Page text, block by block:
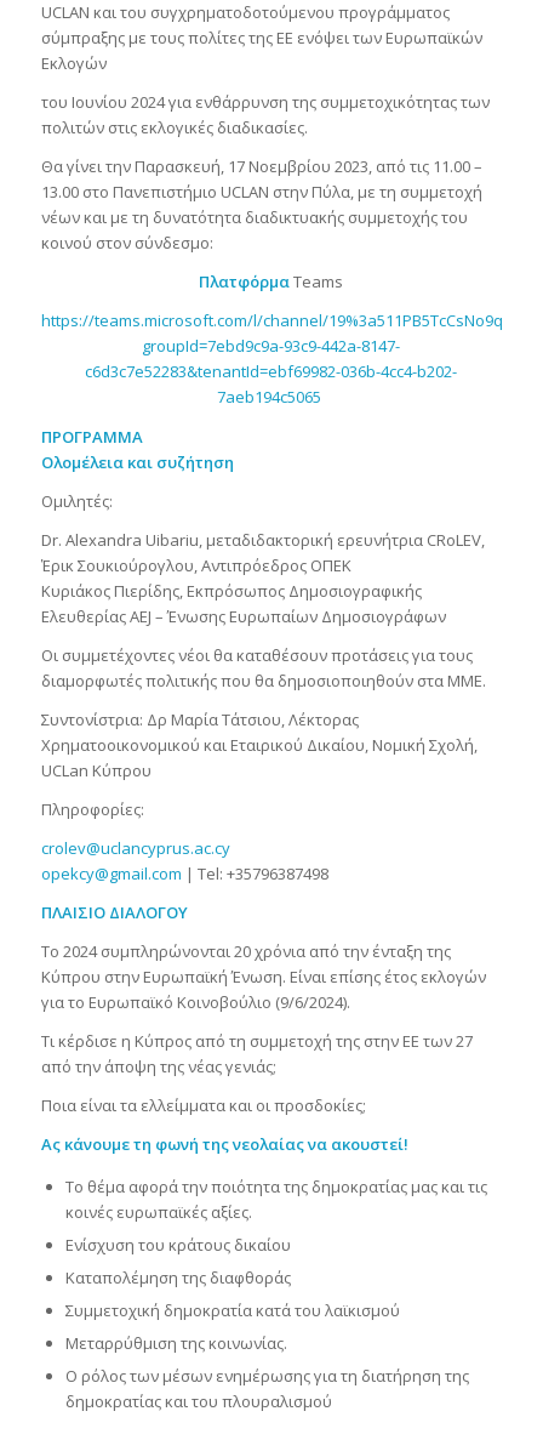
UCLAN και του συγχρηματοδοτούμενου προγράμματος
σύμπραξης με τους πολίτες της ΕΕ ενόψει των Ευρωπαϊκών
Εκλογών
του Ιουνίου 2024 για ενθάρρυνση της συμμετοχικότητας των
πολιτών στις εκλογικές διαδικασίες.
Θα γίνει την Παρασκευή, 17 Νοεμβρίου 2023, από τις 11.00 –
13.00 στο Πανεπιστήμιο UCLAN στην Πύλα, με τη συμμετοχή
νέων και με τη δυνατότητα διαδικτυακής συμμετοχής του
κοινού στον σύνδεσμο:
ΠλατφόρμαTeams
https://teams.microsoft.com/l/channel/
groupId=7ebd9c9a-93c9-442a-8147-
c6d3c7e52283&tenantId=ebf69982-036b-4cc4-b202-
7aeb194c5065
ΠΡΟΓΡΑΜΜΑ
Ολομέλεια και συζήτηση
Ομιλητές:
Dr. Alexandra Uibariu, μεταδιδακτορική ερευνήτρια CRoLEV,
Έρικ Σουκιούρογλου, Αντιπρόεδρος ΟΠΕΚ
Κυριάκος Πιερίδης, Εκπρόσωπος Δημοσιογραφικής
Ελευθερίας AEJ – Ένωσης Ευρωπαίων Δημοσιογράφων
Οι συμμετέχοντες νέοι θα καταθέσουν προτάσεις για τους
διαμορφωτές πολιτικής που θα δημοσιοποιηθούν στα ΜΜΕ.
Συντονίστρια: Δρ Μαρία Τάτσιου, Λέκτορας
Χρηματοοικονομικού και Εταιρικού Δικαίου, Νομική Σχολή,
UCLan Κύπρου
Πληροφορίες:
crolev@uclancyprus.ac.cy
opekcy@gmail.com | Tel: +35796387498
ΠΛΑΙΣΙΟ ΔΙΑΛΟΓΟΥ
Το 2024 συμπληρώνονται 20 χρόνια από την ένταξη της
Κύπρου στην Ευρωπαϊκή Ένωση. Είναι επίσης έτος εκλογών
για το Ευρωπαϊκό Κοινοβούλιο (9/6/2024).
Τι κέρδισε η Κύπρος από τη συμμετοχή της στην ΕΕ των 27
από την άποψη της νέας γενιάς;
Ποια είναι τα ελλείμματα και οι προσδοκίες;
Ας κάνουμε τη φωνή της νεολαίας να ακουστεί!
Το θέμα αφορά την ποιότητα της δημοκρατίας μας και τις
κοινές ευρωπαϊκές αξίες.
Ενίσχυση του κράτους δικαίου
Καταπολέμηση της διαφθοράς
Συμμετοχική δημοκρατία κατά του λαϊκισμού
Μεταρρύθμιση της κοινωνίας.
Ο ρόλος των μέσων ενημέρωσης για τη διατήρηση της
δημοκρατίας και του πλουραλισμού